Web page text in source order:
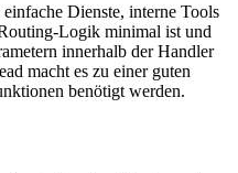
Dienste, interne Tools
Logik minimal ist und
innerhalb der Handler
macht es zu einer guten
benötigt werden.